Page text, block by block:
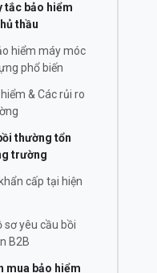
tắc bảo hiểm
thầu
hiểm máy móc
phổ biến
& Các rủi ro
thường tổn
trường
cấp tại hiện
sơ yêu cầu bồi
B2B
mua bảo hiểm